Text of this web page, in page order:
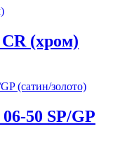
(хром)
50 SP/GP